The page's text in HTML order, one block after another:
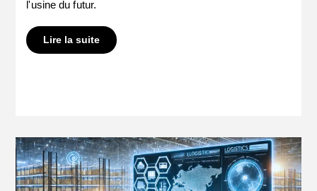
l'usine du futur.
Lire la suite